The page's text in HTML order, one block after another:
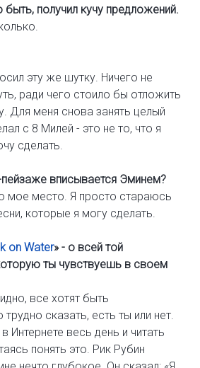
получил кучу предложений.
эту ​​же шутку. Ничего не
ради чего стоило бы отложить
Для меня снова занять целый
с 8 Милей - это не то, что я
сделать.
пейзаже вписывается Эминем?
мое место. Я просто стараюсь
которые я могу сделать.
on Water» - о всей той
ты чувствуешь в своем
все хотят быть
сказать, есть ты или нет.
Интернете весь день и читать
понять это. Рик Рубин